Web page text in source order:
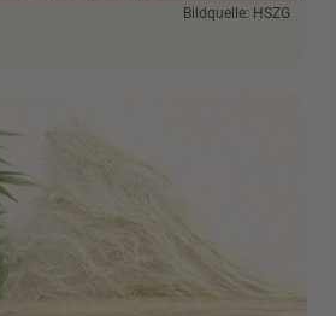
Bildquelle: HSZG